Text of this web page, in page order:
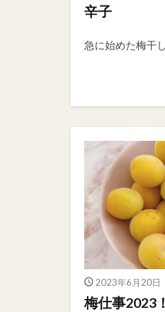
辛子
急に始めた梅干
2023年6月20日
梅仕事2023